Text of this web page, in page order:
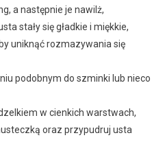
a następnie je nawilż,
stały się gładkie i miękkie,
uniknąć rozmazywania się
podobnym do szminki lub nieco
w cienkich warstwach,
oraz przypudruj usta